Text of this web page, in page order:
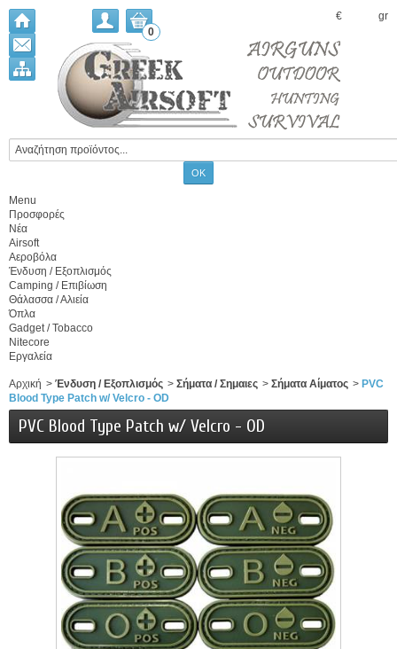
0
€ gr
Menu
Προσφορές
Νέα
Airsoft
Αεροβόλα
Ένδυση / Εξοπλισμός
Camping / Επιβίωση
Θάλασσα / Αλιεία
Όπλα
Gadget / Tobacco
Nitecore
Εργαλεία
Αρχική > Ένδυση / Εξοπλισμός > Σήματα / Σημαιες > Σήματα Αίματος > PVC
Blood Type Patch w/ Velcro - OD
PVC Blood Type Patch w/ Velcro - OD